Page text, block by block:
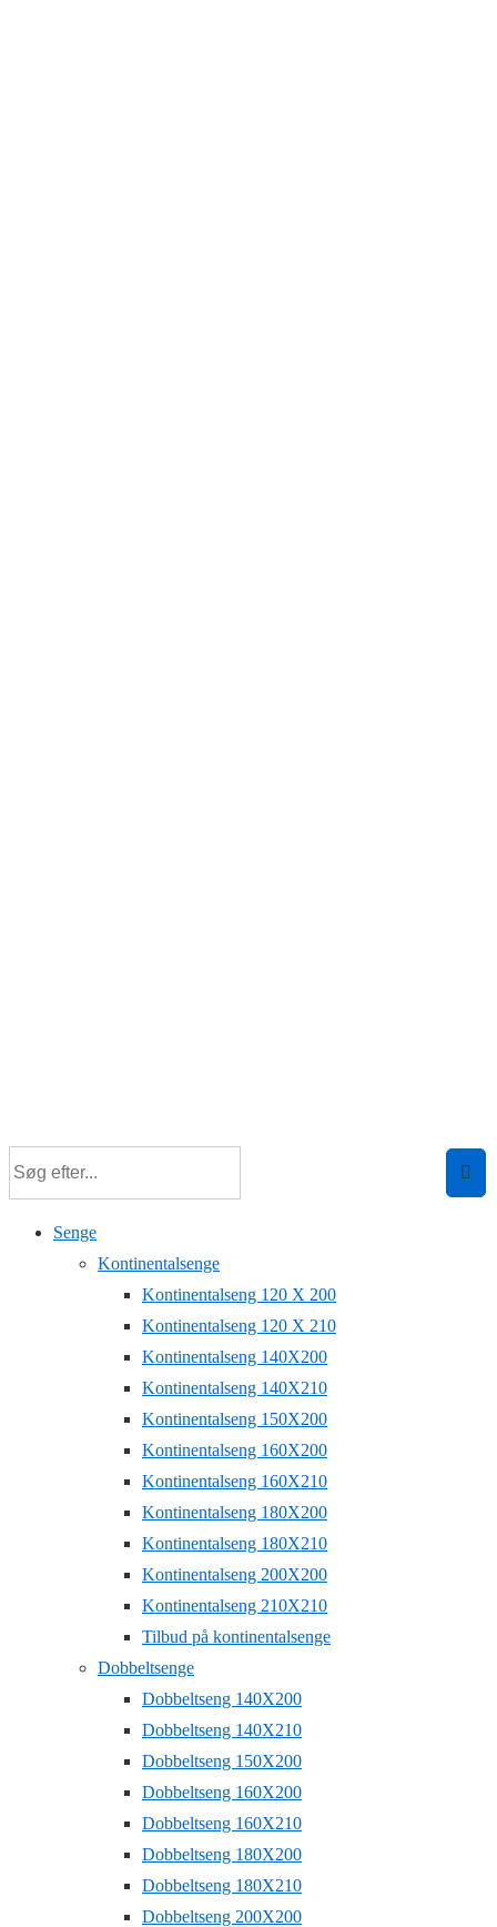
Senge
Kontinentalsenge
Kontinentalseng 120 X 200
Kontinentalseng 120 X 210
Kontinentalseng 140X200
Kontinentalseng 140X210
Kontinentalseng 150X200
Kontinentalseng 160X200
Kontinentalseng 160X210
Kontinentalseng 180X200
Kontinentalseng 180X210
Kontinentalseng 200X200
Kontinentalseng 210X210
Tilbud på kontinentalsenge
Dobbeltsenge
Dobbeltseng 140X200
Dobbeltseng 140X210
Dobbeltseng 150X200
Dobbeltseng 160X200
Dobbeltseng 160X210
Dobbeltseng 180X200
Dobbeltseng 180X210
Dobbeltseng 200X200